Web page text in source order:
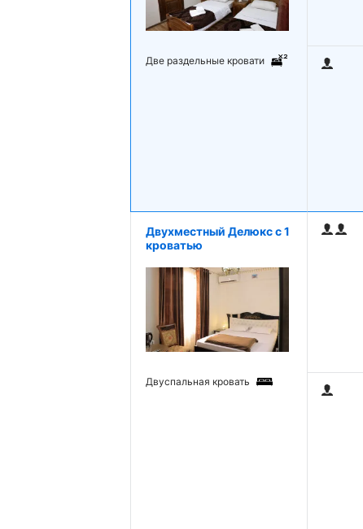
Две раздельные кровати
Двухместный Делюкс с 1
кроватью
Двуспальная кровать